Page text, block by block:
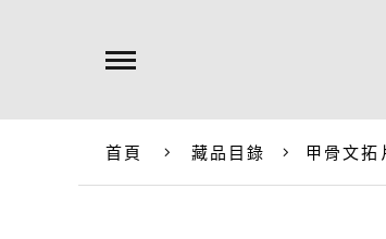
首頁 藏品目錄 甲骨文拓